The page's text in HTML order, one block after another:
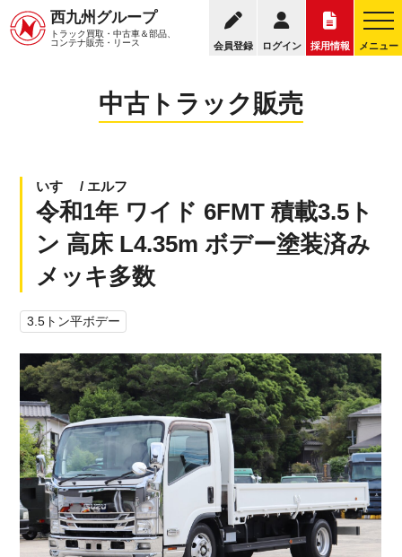
西九州グループ
トラック買取・中古車＆部品、
コンテナ販売・リース
会員登録 ログイン 採用情報 メニュー
中古トラック販売トップ トラック販売について
中古トラック販売
いすゞ / エルフ
令和1年 ワイド 6FMT 積載3.5ト
ン 高床 L4.35m ボデー塗装済み
メッキ多数
3.5トン平ボデー